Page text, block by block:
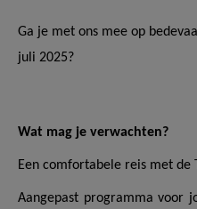
Ga je met ons mee op
juli 2025?
Wat mag je verwachten?
Een comfortabele reis met de
Aangepast programma voor